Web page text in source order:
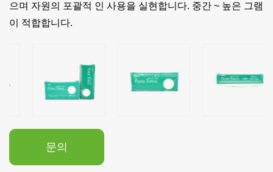
으며 자원의 포괄적 인 사용을 실현합니다. 중간 ~ 높은 그램
이 적합합니다.
문의